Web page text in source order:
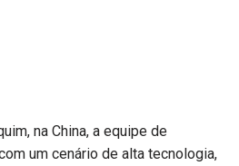
na China, a equipe de
um cenário de alta tecnologia,